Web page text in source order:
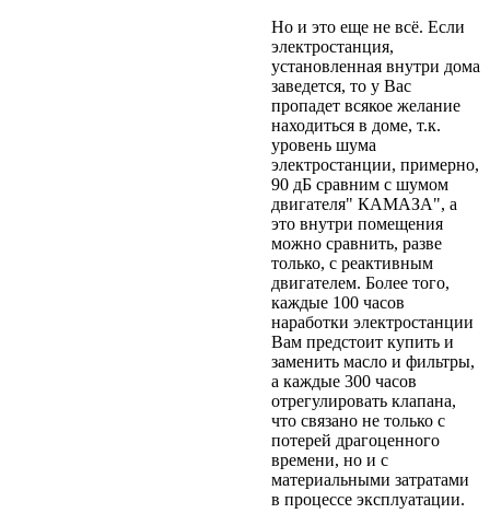
Но и это еще не всё. Если
электростанция,
установленная внутри дома
заведется, то у Вас
пропадет всякое желание
находиться в доме, т.к.
уровень шума
электростанции, примерно,
90 дБ сравним с шумом
двигателя" КАМАЗА", а
это внутри помещения
можно сравнить, разве
только, с реактивным
двигателем. Более того,
каждые 100 часов
наработки электростанции
Вам предстоит купить и
заменить масло и фильтры,
а каждые 300 часов
отрегулировать клапана,
что связано не только с
потерей драгоценного
времени, но и с
материальными затратами
в процессе эксплуатации.